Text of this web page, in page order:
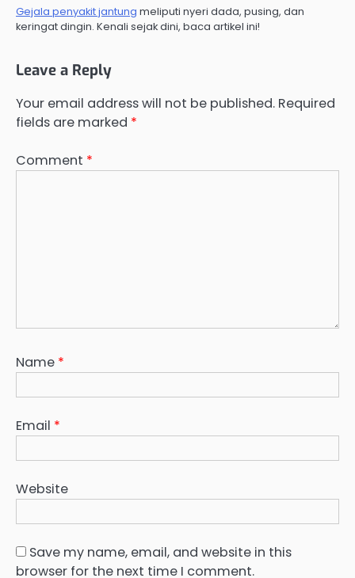
Gejala penyakit jantung meliputi nyeri dada, pusing, dan
keringat dingin. Kenali sejak dini, baca artikel ini!
Leave a Reply
Your email address will not be published. Required
fields are marked *
Comment *
Name *
Email *
Website
Save my name, email, and website in this
browser for the next time I comment.